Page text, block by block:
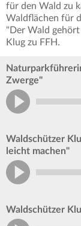
für den Wald zu
Waldflächen für
"Der Wald
Klug zu FFH.
Zwerge"
Waldschützer
leicht machen"
Waldschützer